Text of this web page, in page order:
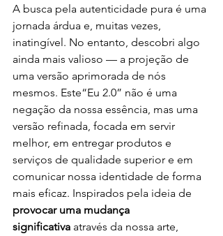
A busca pela autenticidade pura é uma
jornada árdua e, muitas vezes,
inatingível. No entanto, descobri algo
ainda mais valioso — a projeção de
uma versão aprimorada de nós
mesmos. Este“Eu 2.0” não é uma
negação da nossa essência, mas uma
versão refinada, focada em servir
melhor, em entregar produtos e
serviços de qualidade superior e em
comunicar nossa identidade de forma
mais eficaz. Inspirados pela ideia de
provocar uma mudança
significativa através da nossa arte,